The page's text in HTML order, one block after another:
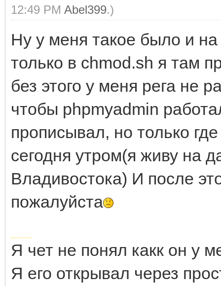
12:49 PM Abel399.)
Ну у меня такое было и
только в chmod.sh я там
без этого у меня рега не
чтобы phpmyadmin
прописывал, но только
сегодня утром(я живу на
Владивостока) И после
пожалуйста
Добавлено через 10 минут
Я чет не понял какк он у
Я его открывал через